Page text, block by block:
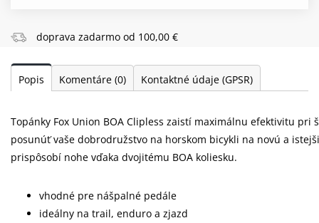
doprava zadarmo od 100,00 €
Popis Komentáre (0) Kontaktné údaje (GPSR)
Topánky Fox Union BOA Clipless zaistí maximálnu efektivitu pri
posunúť vaše dobrodružstvo na horskom bicykli na novú a
prispôsobí nohe vďaka dvojitému BOA koliesku.
vhodné pre nášpalné pedále
ideálny na trail, enduro a zjazd